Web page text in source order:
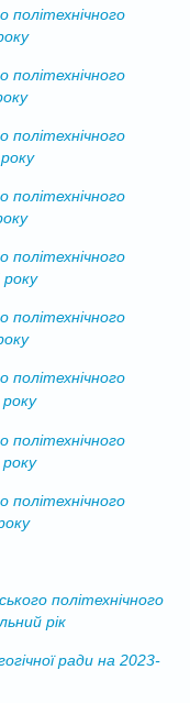
політехнічного
політехнічного
політехнічного
політехнічного
політехнічного
політехнічного
політехнічного
політехнічного
політехнічного
політехнічного
рік
ради на 2023-